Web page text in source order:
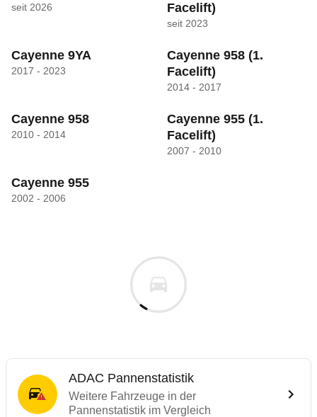
seit 2026
Facelift)
seit 2023
Cayenne 9YA
2017 - 2023
Cayenne 958 (1.
Facelift)
2014 - 2017
Cayenne 958
2010 - 2014
Cayenne 955 (1.
Facelift)
2007 - 2010
Cayenne 955
2002 - 2006
ADAC Pannenstatistik
Weitere Fahrzeuge in der
Pannenstatistik im Vergleich